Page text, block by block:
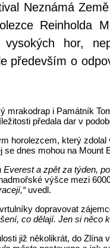
Neznámá
Reinholda
vysokých hor,
především o
mrakodrap i Památník
předala dar v
horolezcem, který
se dnes mohou na
Everest a zpět za týden,
výšce mezi
uvedl.
dopravovat
co dělají. Jen si něco
již několikrát, do Zlína